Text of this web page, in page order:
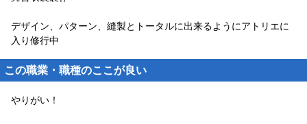
デザイン、パターン、縫製とトータルに出来るようにアトリエに
入り修行中
この職業・職種のここが良い
やりがい！